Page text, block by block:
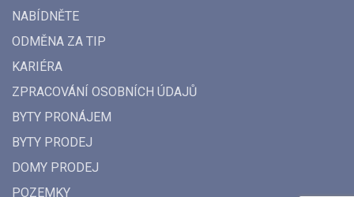
NABÍDNĚTE
ODMĚNA ZA TIP
KARIÉRA
ZPRACOVÁNÍ OSOBNÍCH ÚDAJŮ
BYTY PRONÁJEM
BYTY PRODEJ
DOMY PRODEJ
POZEMKY